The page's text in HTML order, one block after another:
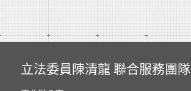
立法委員陳清龍 聯合服務團隊